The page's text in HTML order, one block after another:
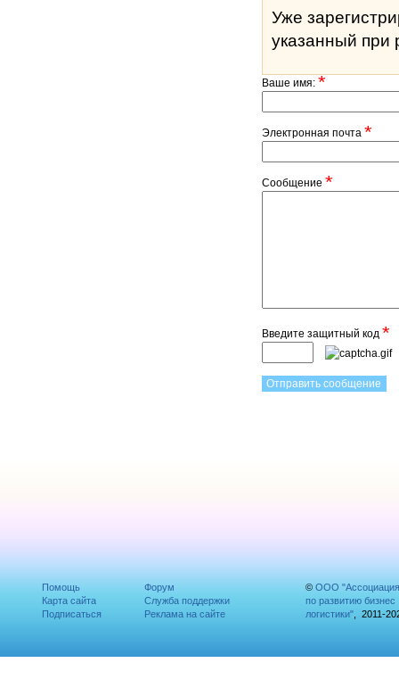
Уже
указанный при
Ваше имя:*
Электронная почта *
Сообщение *
Введите защитный код *
Помощь
Карта сайта
Подписаться
Форум
Служба поддержки
Реклама на сайте
© ООО "Ассоциация
по развитию бизнес
логистики", 2011-